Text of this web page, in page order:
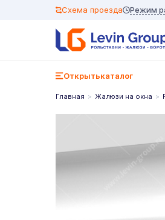
Схема проезда Режим
Открытькаталог
Главная Жалюзи на окна